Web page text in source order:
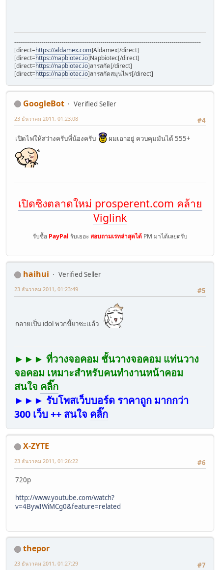
-----------------------------------------------------------------------------------------------
[direct=https://aldamex.com]Aldamex[/direct]
[direct=https://napbiotec.io]Napbiotec[/direct]
[direct=https://napbiotec.io]สารสกัด[/direct]
[direct=https://napbiotec.io]สารสกัดสมุนไพร[/direct]
GoogleBot
Verified Seller
#4
23 ธันวาคม 2011, 01:23:08
เปิดไฟให้สว่างครับพี่น้องครับ ผมเอาอยู่ ควบคุมมันได้ 555+
เปิดซิงตลาดใหม่ prosperent.com คล้าย
Viglink
รับซื้อ PayPal รับเยอะ สอบถามเรทล่าสุดได้PM มาได้เลยตรับ
haihui
Verified Seller
#5
23 ธันวาคม 2011, 01:23:49
กลายเป็น idol พวกขี้ยาซะเเล้ว
►►► ที่วางจอคอม ชั้นวางจอคอม แท่นวาง
จอคอม เหมาะสำหรับคนทำงานหน้าคอม
สนใจ คลิ๊ก
►►► รับโพสเว็บบอร์ด ราคาถูก มากกว่า
300 เว็บ ++ สนใจ คลิ๊ก
X-ZYTE
#6
23 ธันวาคม 2011, 01:26:22
720p
http://www.youtube.com/watch?
v=4BywIWiMCg0&feature=related
thepor
#7
23 ธันวาคม 2011, 01:27:29